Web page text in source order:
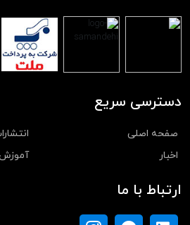
دسترسی سریع
صفحه اصلی
اخبار
ارتباط با ما